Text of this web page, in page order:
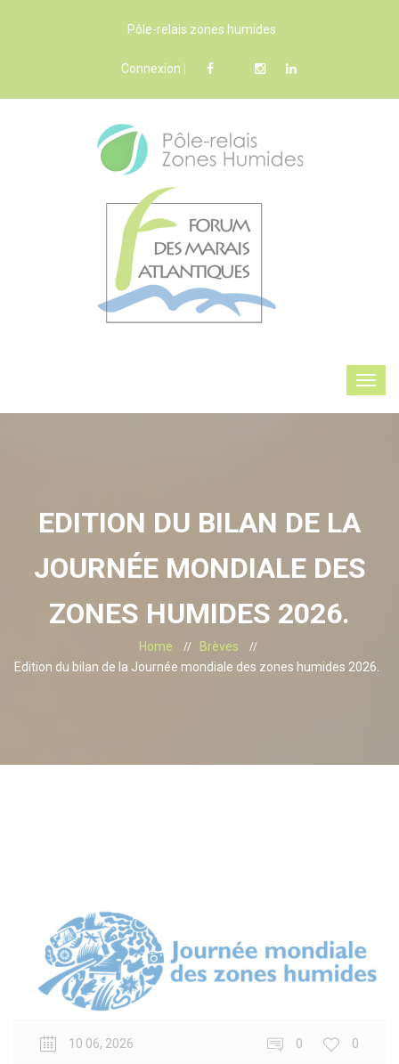
Pôle-relais zones humides
Connexion
EDITION DU BILAN DE LA
JOURNÉE MONDIALE DES
ZONES HUMIDES 2026.
Home
Brèves
Edition du bilan de la Journée mondiale des zones humides 2026.
10 06, 2026 0 0